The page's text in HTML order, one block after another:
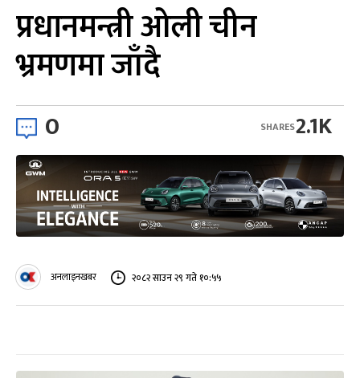
प्रधानमन्त्री ओली चीन
भ्रमणमा जाँदै
0 2.1K
SHARES
अनलाइनखबर २०८२ साउन २९ गते १०:५५